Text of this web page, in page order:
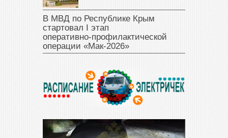
В МВД по Республике Крым
стартовал I этап
оперативно‑профилактической
операции «Мак‑2026»